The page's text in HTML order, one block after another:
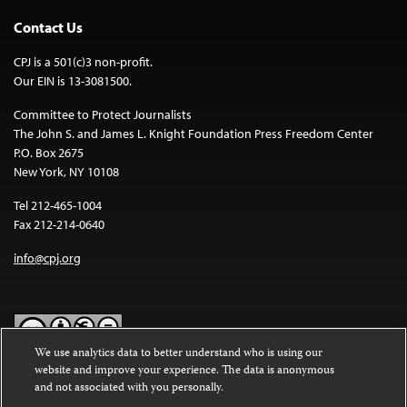
Contact Us
CPJ is a 501(c)3 non-profit.
Our EIN is 13-3081500.
Committee to Protect Journalists
The John S. and James L. Knight Foundation Press Freedom Center
P.O. Box 2675
New York, NY 10108
Tel 212-465-1004
Fax 212-214-0640
info@cpj.org
Except where noted, text on this website is licensed under a
Commons Attribution-NonCommercial-NoDerivatives 4.0
We use analytics data to better understand who is using our
website and improve your experience. The data is anonymous
and not associated with you personally.